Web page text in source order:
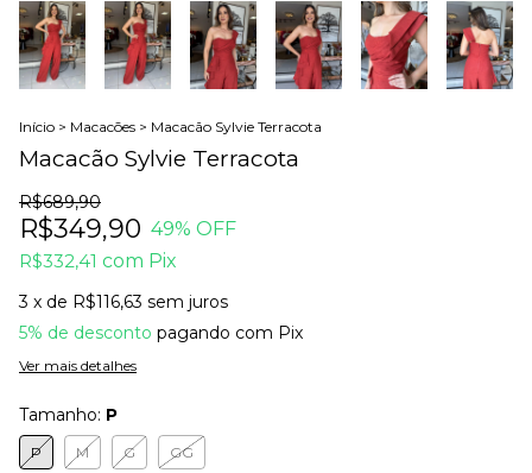
Início > Macacões > Macacão Sylvie Terracota
Macacão Sylvie Terracota
R$689,90
R$349,90 49% OFF
R$332,41 com Pix
3 x de R$116,63 sem juros
5% de desconto pagando com Pix
Ver mais detalhes
Tamanho: P
P M G GG